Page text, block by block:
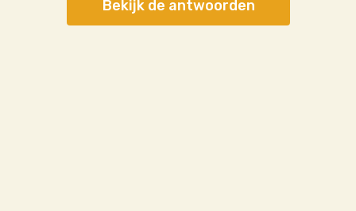
Bekijk de antwoorden